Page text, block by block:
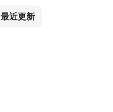
最近更新